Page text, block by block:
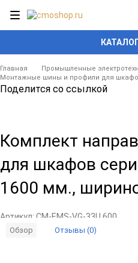
Главная
Промышленные
Монтажные шины и профили для
Поделится со ссылкой
Комплект
для шкафов
1600 мм.,
Артикул: CM-EMS-VG-33U.600
Обзор Отзывы (0)